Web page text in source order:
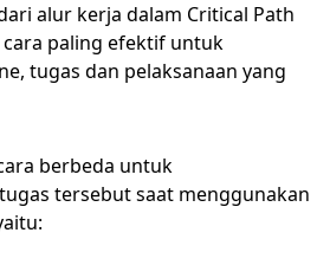
alur kerja dalam Critical Path
paling efektif untuk
tugas dan pelaksanaan yang
berbeda untuk
tersebut saat menggunakan